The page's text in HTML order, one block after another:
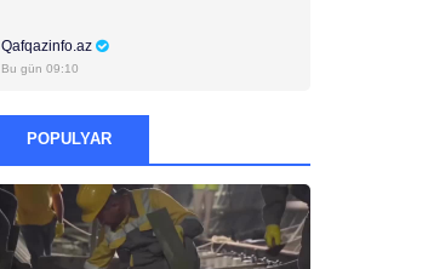
Qafqazinfo.az
Bu gün 09:10
POPULYAR